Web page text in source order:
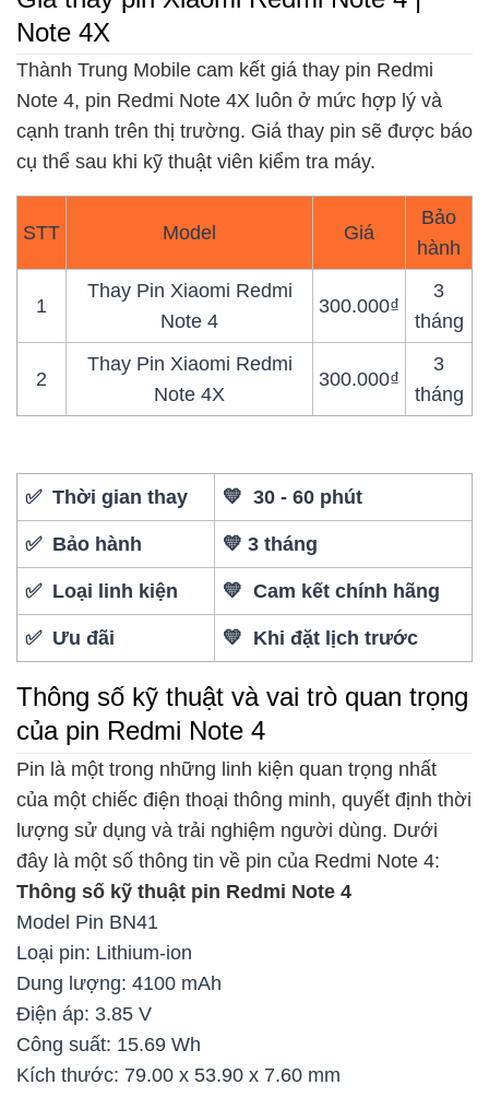
Note 4X
Thành Trung Mobile cam kết giá thay pin Redmi
Note 4, pin Redmi Note 4X luôn ở mức hợp lý và
cạnh tranh trên thị trường. Giá thay pin sẽ được báo
cụ thể sau khi kỹ thuật viên kiểm tra máy.
STT Model Giá
Bảo
hành
1
Thay Pin Xiaomi Redmi
Note 4
300.000₫
3
tháng
2
Thay Pin Xiaomi Redmi
Note 4X
300.000₫
3
tháng
✅ Thời gian thay 💛 30 - 60 phút
✅ Bảo hành 💛 3 tháng
✅ Loại linh kiện 💛 Cam kết chính hãng
✅ Ưu đãi 💛 Khi đặt lịch trước
Thông số kỹ thuật và vai trò quan trọng
của pin Redmi Note 4
Pin là một trong những linh kiện quan trọng nhất
của một chiếc điện thoại thông minh, quyết định thời
lượng sử dụng và trải nghiệm người dùng. Dưới
đây là một số thông tin về pin của Redmi Note 4:
Thông số kỹ thuật pin Redmi Note 4
Model Pin BN41
Loại pin: Lithium-ion
Dung lượng: 4100 mAh
Điện áp: 3.85 V
Công suất: 15.69 Wh
Kích thước: 79.00 x 53.90 x 7.60 mm